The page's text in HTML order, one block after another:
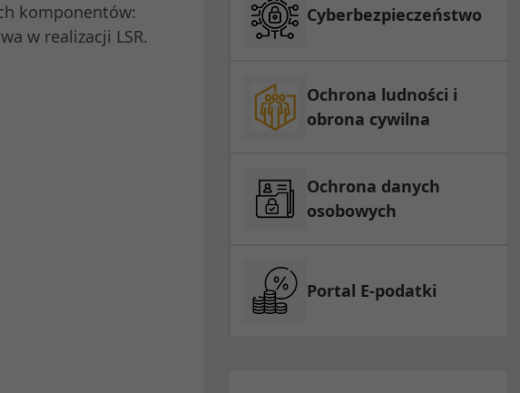
komponentów:
w realizacji LSR.
Cyberbezpieczeństwo
Ochrona ludności i
obrona cywilna
Ochrona danych
osobowych
Portal E-podatki